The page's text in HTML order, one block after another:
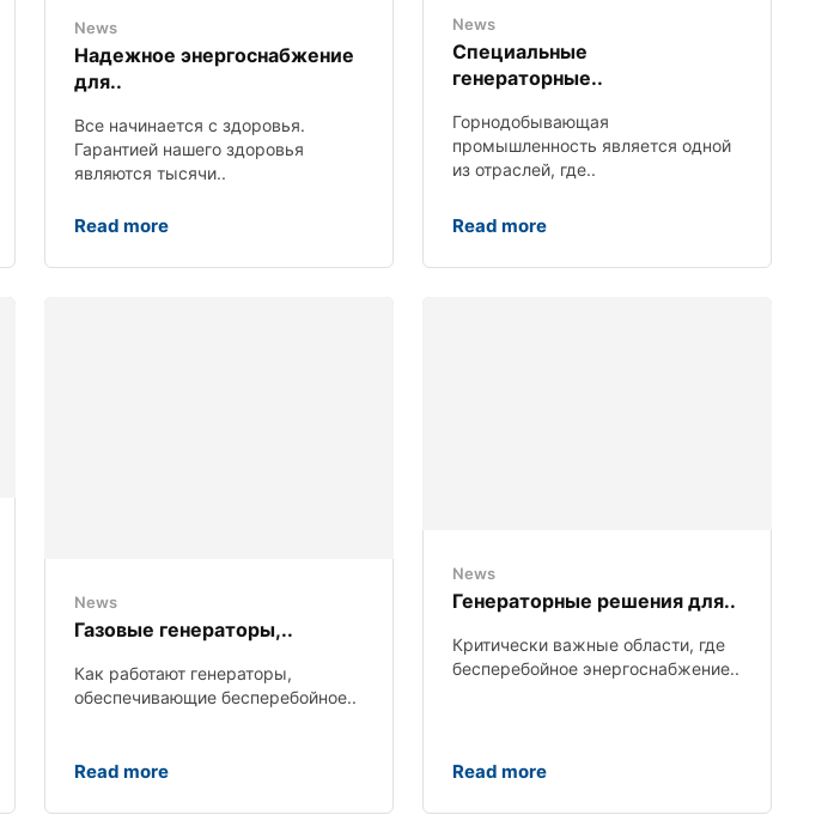
News
Надежное энергоснабжение
для..
Все начинается с здоровья.
Гарантией нашего здоровья
являются тысячи..
Read more
News
Специальные
генераторные..
Горнодобывающая
промышленность является одной
из отраслей, где..
Read more
News
Газовые генераторы,..
Как работают генераторы,
обеспечивающие бесперебойное..
Read more
News
Генераторные решения для..
Критически важные области, где
бесперебойное энергоснабжение..
Read more